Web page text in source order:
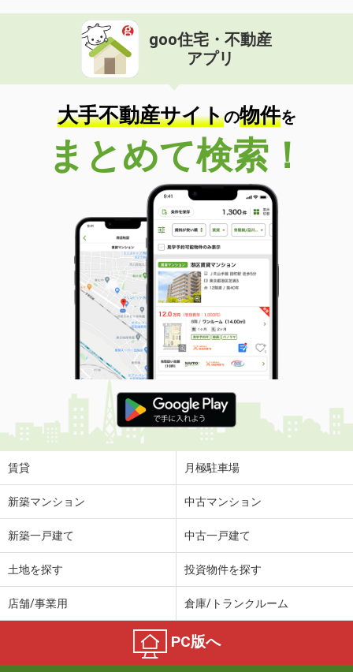
goo住宅・不動産
アプリ
大手不動産サイトの物件を
まとめて検索！
賃貸 月極駐車場
新築マンション 中古マンション
新築一戸建て 中古一戸建て
土地を探す 投資物件を探す
店舗/事業用 倉庫/トランクルーム
PC版へ